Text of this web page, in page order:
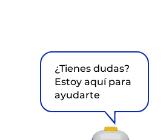
¿Tienes dudas?
Estoy aquí para
ayudarte